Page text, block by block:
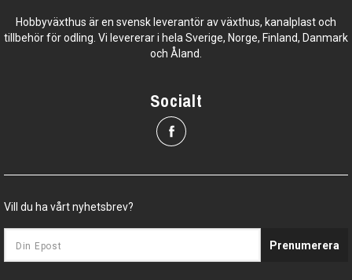
Hobbyväxthus är en svensk leverantör av växthus, kanalplast och
tillbehör för odling. Vi levererar i hela Sverige, Norge, Finland, Danmark
och Åland.
Socialt
Vill du ha vårt nyhetsbrev?
Prenumerera